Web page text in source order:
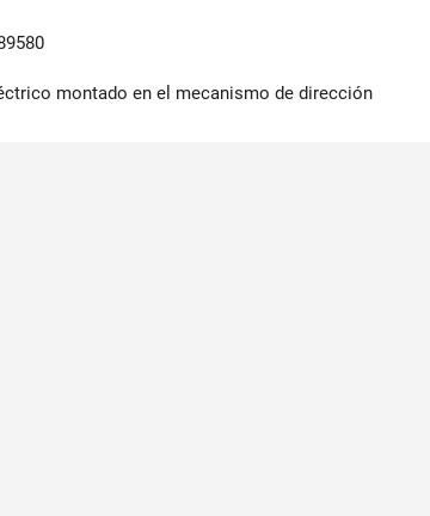
montado en el mecanismo de dirección